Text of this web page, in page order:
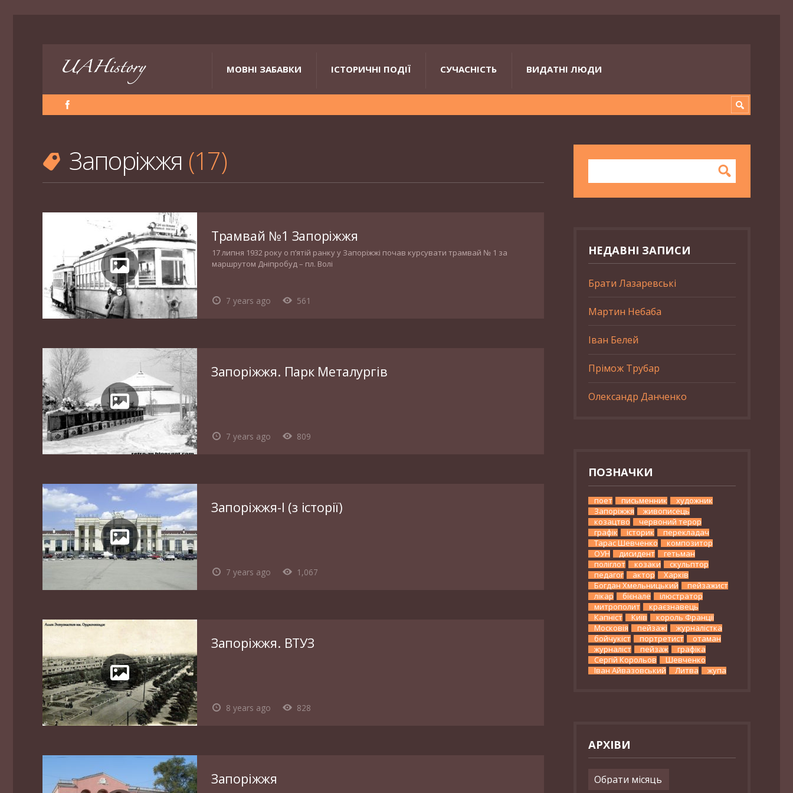
МОВНІ ЗАБАВКИ ІСТОРИЧНІ ПОДІЇ СУЧАСНІСТЬ ВИДАТНІ ЛЮДИ
Запоріжжя 17
7 years ago 561
Трамвай №1 Запоріжжя
17 липня 1932 року о п’ятій ранку у Запоріжжі почав курсувати трамвай № 1 за
маршрутом Дніпробуд – пл. Волі
7 years ago 809
Запоріжжя. Парк Металургів
7 years ago 1,067
Запоріжжя-І (з історії)
8 years ago 828
Запоріжжя. ВТУЗ
Запоріжжя
НЕДАВНІ ЗАПИСИ
Брати Лазаревські
Мартин Небаба
Іван Белей
Прімож Трубар
Олександр Данченко
ПОЗНАЧКИ
поет письменник
художник
Запоріжжя
живописець
козацтво
червоний терор
графік
історик
перекладач
Тарас Шевченко
композитор
ОУН
дисидент
гетьман
поліглот
козаки
скульптор
педагог
актор
Харків
Богдан Хмельницький
пейзажист
лікар
бієнале
ілюстратор
митрополит
краєзнавець
Капніст
Київ
король Франції
Московія
пейзажі
журналістка
бойчукіст
портретист
отаман
журналіст
пейзаж
графіка
Сергій Корольов
Шевченко
Іван Айвазовський
Литва жупа
АРХІВИ
Архіви